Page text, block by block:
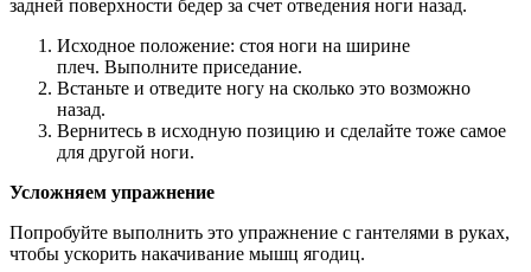
задней поверхности бедер за счет отведения ноги назад.
Исходное положение: стоя ноги на ширине
плеч. Выполните приседание.
Встаньте и отведите ногу на сколько это возможно
назад.
Вернитесь в исходную позицию и сделайте тоже самое
для другой ноги.
Усложняем упражнение
Попробуйте выполнить это упражнение с гантелями в руках,
чтобы ускорить накачивание мышц ягодиц.